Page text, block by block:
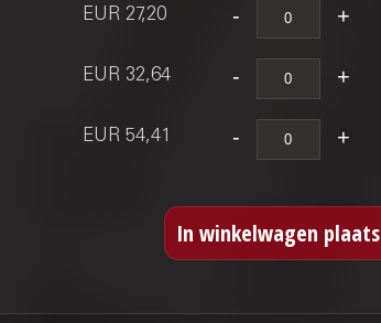
EUR 27,20
EUR 32,64
EUR 54,41